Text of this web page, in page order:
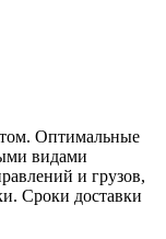
Оптимальные
видами
и грузов,
Сроки доставки